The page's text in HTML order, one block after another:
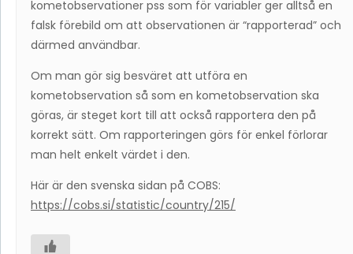
kometobservationer pss som för variabler ger alltså en
falsk förebild om att observationen är “rapporterad” och
därmed användbar.
Om man gör sig besväret att utföra en
kometobservation så som en kometobservation ska
göras, är steget kort till att också rapportera den på
korrekt sätt. Om rapporteringen görs för enkel förlorar
man helt enkelt värdet i den.
Här är den svenska sidan på COBS:
https://cobs.si/statistic/country/215/